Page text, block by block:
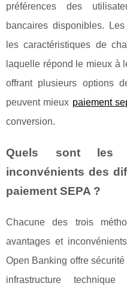
préférences des
bancaires disponibles.
les caractéristiques de
laquelle répond le mieux à
offrant plusieurs options
peuvent mieux paiement
conversion.
Quels sont les
inconvénients des
paiement SEPA ?
Chacune des trois
avantages et
Open Banking offre
infrastructure